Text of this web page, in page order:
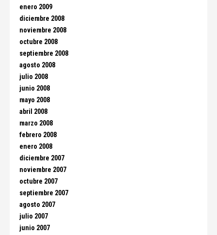
enero 2009
diciembre 2008
noviembre 2008
octubre 2008
septiembre 2008
agosto 2008
julio 2008
junio 2008
mayo 2008
abril 2008
marzo 2008
febrero 2008
enero 2008
diciembre 2007
noviembre 2007
octubre 2007
septiembre 2007
agosto 2007
julio 2007
junio 2007